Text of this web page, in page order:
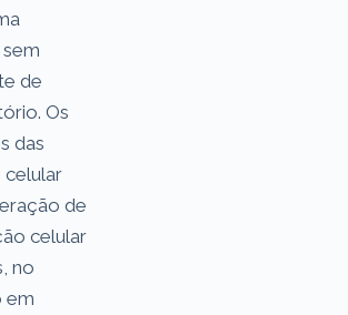
de
Os
das
celular
de
celular
no
em